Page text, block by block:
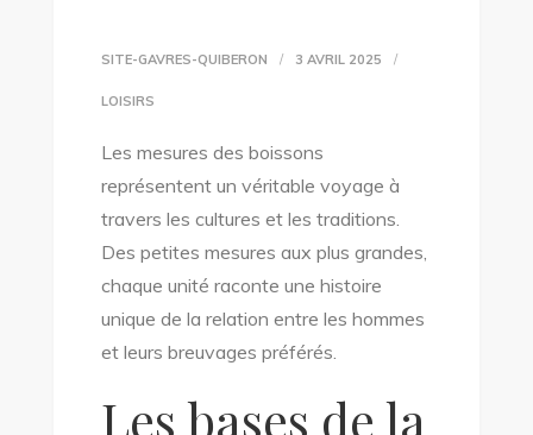
SITE-GAVRES-QUIBERON 3 AVRIL 2025
LOISIRS
Les mesures des boissons
représentent un véritable voyage à
travers les cultures et les traditions.
Des petites mesures aux plus grandes,
chaque unité raconte une histoire
unique de la relation entre les hommes
et leurs breuvages préférés.
Les bases de la